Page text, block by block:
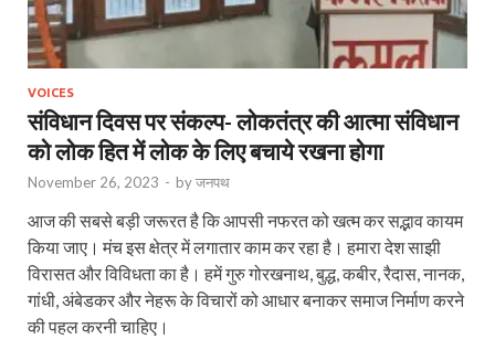
VOICES
संविधान दिवस पर संकल्प- लोकतंत्र की आत्मा संविधान
को लोक हित में लोक के लिए बचाये रखना होगा
November 26, 2023 - byजनपथ
आज की सबसे बड़ी जरूरत है कि आपसी नफरत को खत्म कर सद्भाव कायम
किया जाए। मंच इस क्षेत्र में लगातार काम कर रहा है। हमारा देश साझी
विरासत और विविधता का है। हमें गुरु गोरखनाथ, बुद्ध, कबीर, रैदास, नानक,
गांधी, अंबेडकर और नेहरू के विचारों को आधार बनाकर समाज निर्माण करने
की पहल करनी चाहिए।